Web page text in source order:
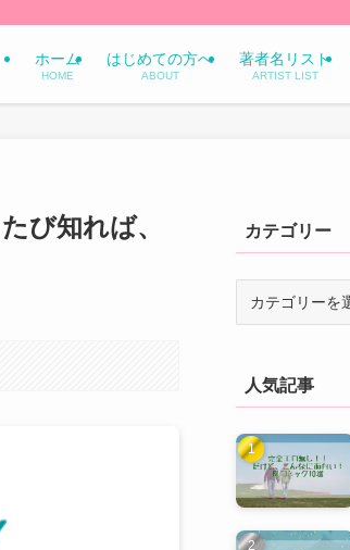
ホーム
HOME
はじめての方へ
ABOUT
著者名リスト
ARTIST LIST
び知れば、
カテゴリー
ー人気記事